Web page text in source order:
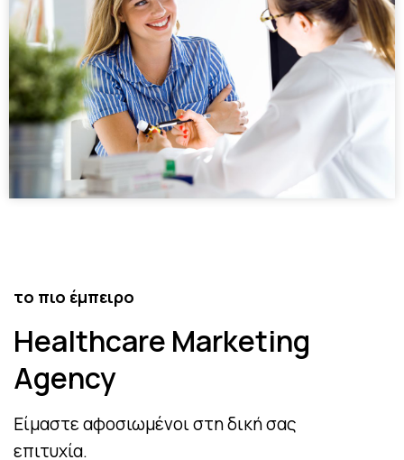
το πιο έμπειρο
Healthcare Marketing
Agency
Είμαστε αφοσιωμένοι στη δική σας
επιτυχία.